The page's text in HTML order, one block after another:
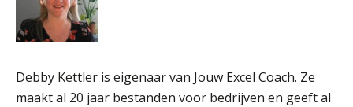
Debby Kettler is eigenaar van Jouw Excel Coach. Ze
maakt al 20 jaar bestanden voor bedrijven en geeft al